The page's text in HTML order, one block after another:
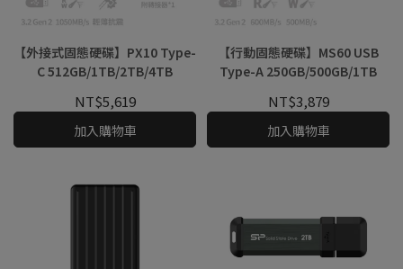
【外接式固態硬碟】PX10 Type-
C 512GB/1TB/2TB/4TB
NT$5,619
加入購物車
【行動固態硬碟】MS60 USB
Type-A 250GB/500GB/1TB
NT$3,879
加入購物車